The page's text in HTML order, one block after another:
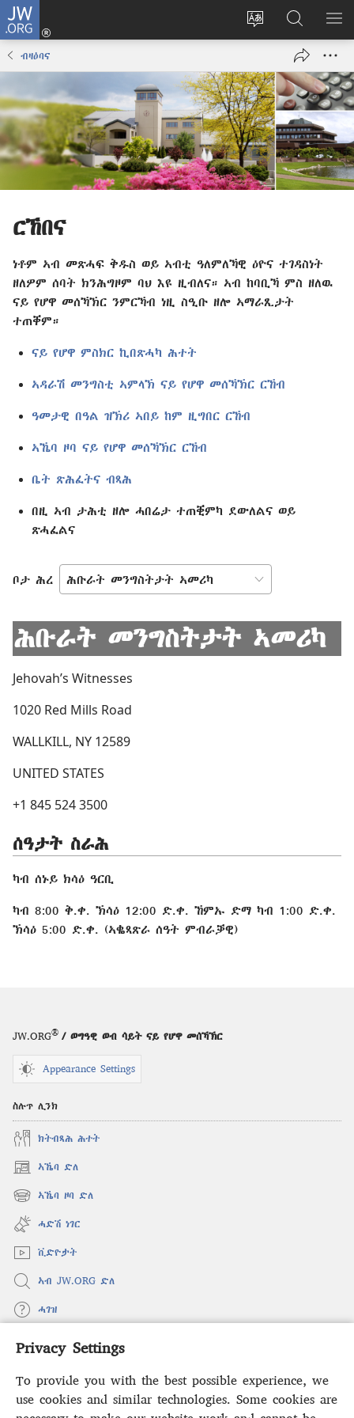
Privacy Settings
To provide you with the best possible experience, we
use cookies and similar technologies. Some cookies are
JW.ORG
ቋንቋ
ቀይር
እቶ
(opens
ኣብ
JW.ORG
ድለ
ብዛዕባና
ርኸበና
ነቶም ኣብ መጽሓፍ ቅዱስ ወይ ኣብቲ ዓለምለኻዊ ዕዮና ተገዳስነት
ዘለዎም ሰባት ክንሕግዞም ባህ እዩ ዚብለና። ኣብ ከባቢኻ ምስ ዘለዉ
ናይ የሆዋ መሰኻኽር ንምርኻብ ነዚ ስዒቡ ዘሎ ኣማራጺታት
ተጠቐም።
ናይ የሆዋ ምስክር ኪበጽሓካ ሕተት
ኣዳራሽ መንግስቲ ኣምላኽ ናይ የሆዋ መሰኻኽር ርኸብ
ዓመታዊ በዓል ዝኽሪ ኣበይ ከም ዚግበር ርኸብ
ኣኼባ ዞባ ናይ የሆዋ መሰኻኽር ርኸብ
ቤት ጽሕፈትና ብጻሕ
በዚ ኣብ ታሕቲ ዘሎ ሓበሬታ ተጠቒምካ ደውለልና ወይ
ጽሓፈልና
ቦታ ሕረ
ሕቡራት መንግስትታት ኣመሪካ
Jehovah’s Witnesses
1020 Red Mills Road
WALLKILL, NY 12589
UNITED STATES
+1 845 524 3500
ሰዓታት ስራሕ
ካብ ሰኑይ ክሳዕ ዓርቢ
ካብ 8:00 ቅ.ቀ. ኽሳዕ 12:00 ድ.ቀ. ኸምኡ ድማ ካብ 1:00 ድ.ቀ.
ኽሳዕ 5:00 ድ.ቀ. (ኣቈጻጽራ ሰዓት ምብራቓዊ)
JW.ORG® / ወግዓዊ ወብ ሳይት ናይ የሆዋ መሰኻኽር
Appearance Settings
ስሉጥ ሊንክ
ክትብጻሕ ሕተት
ኣኼባ ድለ
(opens
new
window)
ኣኼባ ዞባ ድለ
(opens
new
window)
ሓድሽ ነገር
ቪድዮታት
ኣብ JW.ORG ድለ
ሓገዝ
ወፈያ
(opens
window)
ቤተ መጻሕፍቲ ኢንተርነት ግምቢ ዘብዐኛ
(opens
new